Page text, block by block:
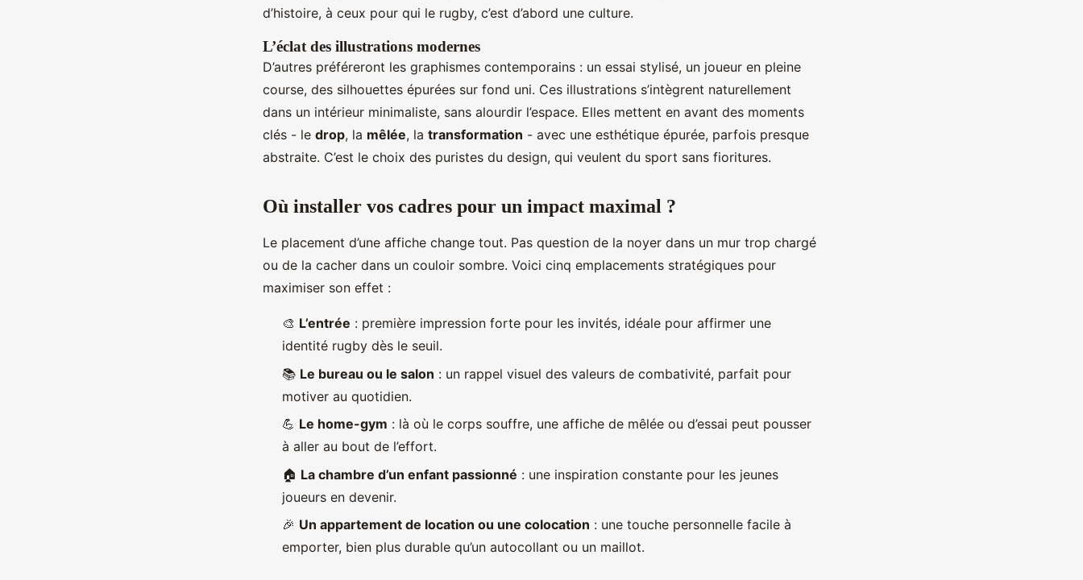
d’histoire, à ceux pour qui le rugby, c’est d’abord une culture.
L’éclat des illustrations modernes
D’autres préféreront les graphismes contemporains : un essai stylisé, un joueur en pleine
course, des silhouettes épurées sur fond uni. Ces illustrations s’intègrent naturellement
dans un intérieur minimaliste, sans alourdir l’espace. Elles mettent en avant des moments
clés - le drop, la mêlée, la transformation - avec une esthétique épurée, parfois presque
abstraite. C’est le choix des puristes du design, qui veulent du sport sans fioritures.
Où installer vos cadres pour un impact maximal ?
Le placement d’une affiche change tout. Pas question de la noyer dans un mur trop chargé
ou de la cacher dans un couloir sombre. Voici cinq emplacements stratégiques pour
maximiser son effet :
🎨 L’entrée : première impression forte pour les invités, idéale pour affirmer une
identité rugby dès le seuil.
📚 Le bureau ou le salon : un rappel visuel des valeurs de combativité, parfait pour
motiver au quotidien.
💪 Le home-gym : là où le corps souffre, une affiche de mêlée ou d’essai peut pousser
à aller au bout de l’effort.
🏠 La chambre d’un enfant passionné : une inspiration constante pour les jeunes
joueurs en devenir.
🎉 Un appartement de location ou une colocation : une touche personnelle facile à
emporter, bien plus durable qu’un autocollant ou un maillot.